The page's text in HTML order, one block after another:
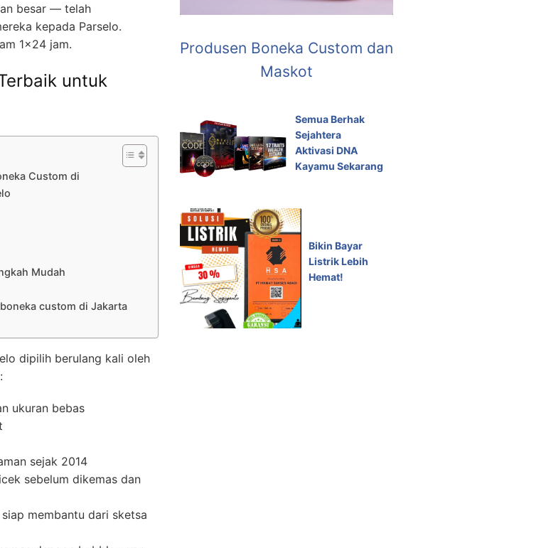
besar — telah
kepada Parselo.
1×24 jam.
untuk
Custom di
Mudah
custom di Jakarta
dipilih berulang kali oleh
ukuran bebas
sejak 2014
sebelum dikemas dan
membantu dari sketsa
Produsen Boneka Custom dan
Maskot
Semua Berhak
Sejahtera
Aktivasi DNA
Kayamu Sekarang
Bikin Bayar
Listrik Lebih
Hemat!